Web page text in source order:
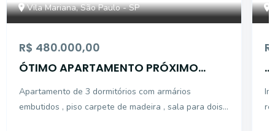
Vila Mariana, São Paulo - SP
R$ 480.000,00
ÓTIMO APARTAMENTO PRÓXIMO
Apartamento de 3 dormitórios com armários
embutidos , piso carpete de madeira , sala para dois
...